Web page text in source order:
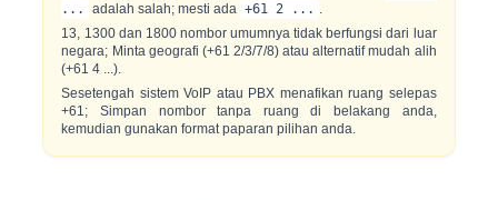
...
adalah salah; mesti ada +61 2 ... .
13, 1300 dan 1800 nombor umumnya tidak berfungsi dari luar
negara; Minta geografi (+61 2/3/7/8) atau alternatif mudah alih
(+61 4 ...).
Sesetengah sistem VoIP atau PBX menafikan ruang selepas
+61; Simpan nombor tanpa ruang di belakang anda,
kemudian gunakan format paparan pilihan anda.